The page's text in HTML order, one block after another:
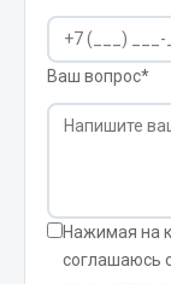
Сцепление
Коробка передач
Коробка
Весь раздел
Ваш вопрос*
Нажимая на
соглашаюсь